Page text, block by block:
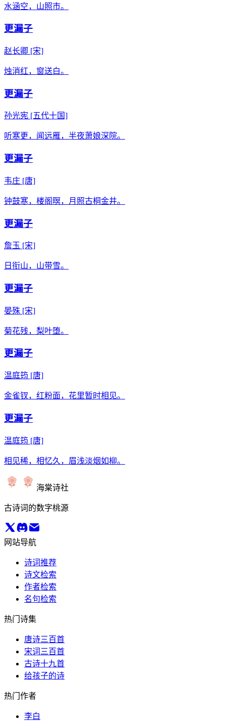
水涵空，山照市。
更漏子
赵长卿 [宋]
烛消红，窗送白。
更漏子
孙光宪 [五代十国]
听寒更，闻远雁，半夜萧娘深院。
更漏子
韦庄 [唐]
钟鼓寒，楼阁暝，月照古桐金井。
更漏子
詹玉 [宋]
日衔山，山带雪。
更漏子
晏殊 [宋]
菊花残，梨叶堕。
更漏子
温庭筠 [唐]
金雀钗，红粉面，花里暂时相见。
更漏子
温庭筠 [唐]
相见稀，相忆久，眉浅淡烟如柳。
海棠诗社
古诗词的数字桃源
网站导航
诗词推荐
诗文检索
作者检索
名句检索
热门诗集
唐诗三百首
宋词三百首
古诗十九首
给孩子的诗
热门作者
李白